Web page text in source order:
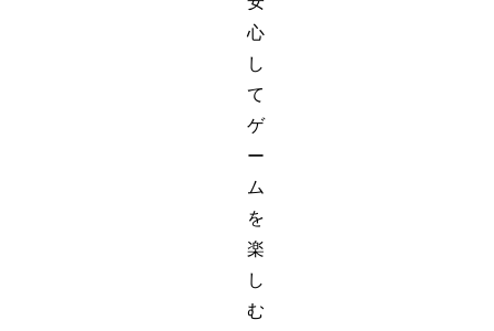
心
し
て
ゲ
ー
ム
を
楽
し
む